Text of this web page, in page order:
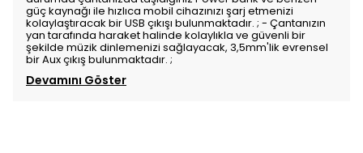
güç kaynağı ile hızlıca mobil cihazınızı şarj etmenizi
kolaylaştıracak bir USB çıkışı bulunmaktadır. ; - Çantanızın
yan tarafında haraket halinde kolaylıkla ve güvenli bir
şekilde müzik dinlemenizi sağlayacak, 3,5mm'lik evrensel
bir Aux çıkış bulunmaktadır. ;
Devamını Göster